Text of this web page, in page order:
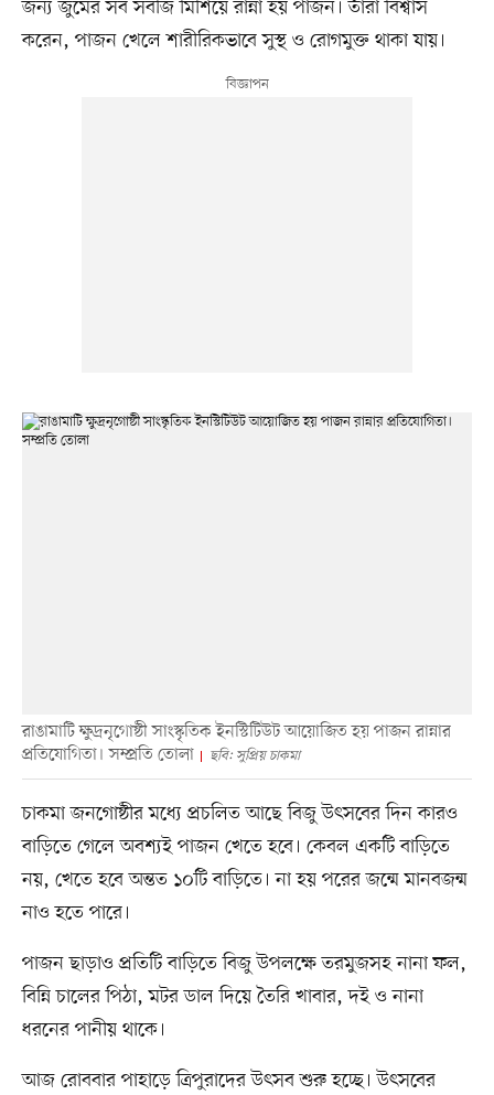
জন্য জুমের সব সবজি মিশিয়ে রান্না হয় পাজন। তাঁরা বিশ্বাস
করেন, পাজন খেলে শারীরিকভাবে সুস্থ ও রোগমুক্ত থাকা যায়।
রাঙামাটি ক্ষুদ্রনৃগোষ্ঠী সাংস্কৃতিক ইনস্টিটিউট আয়োজিত হয় পাজন রান্নার
প্রতিযোগিতা। সম্প্রতি তোলা
ছবি: সুপ্রিয় চাকমা
চাকমা জনগোষ্ঠীর মধ্যে প্রচলিত আছে বিজু উৎসবের দিন কারও
বাড়িতে গেলে অবশ্যই পাজন খেতে হবে। কেবল একটি বাড়িতে
নয়, খেতে হবে অন্তত ১০টি বাড়িতে। না হয় পরের জন্মে মানবজন্ম
নাও হতে পারে।
পাজন ছাড়াও প্রতিটি বাড়িতে বিজু উপলক্ষে তরমুজসহ নানা ফল,
বিন্নি চালের পিঠা, মটর ডাল দিয়ে তৈরি খাবার, দই ও নানা
ধরনের পানীয় থাকে।
আজ রোববার পাহাড়ে ত্রিপুরাদের উৎসব শুরু হচ্ছে। উৎসবের